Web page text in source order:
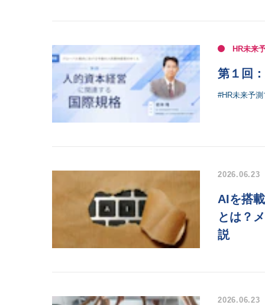
HR未来
第１回
#HR未来予
2026.06.23
AIを搭
とは？
説
2026.06.23